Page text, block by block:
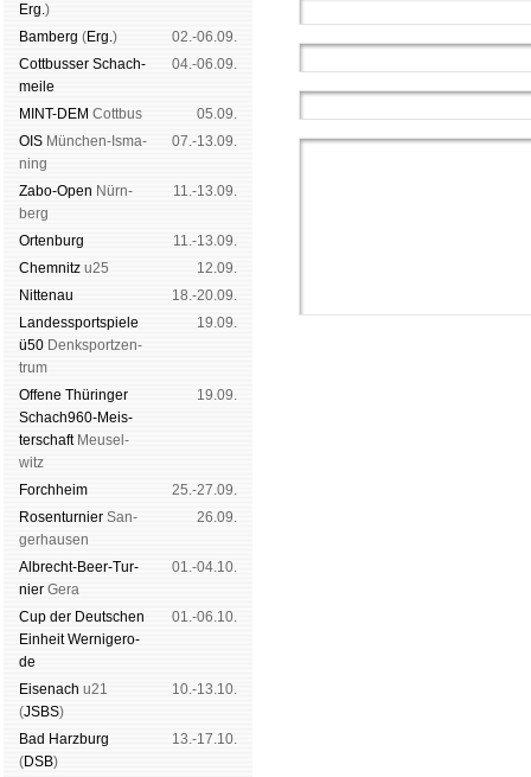
Erg.)
Bam­berg (Erg.)
02.-06.09.
Cott­busser Schach­
meile
04.-06.09.
MINT-DEM Cott­bus
05.09.
OIS Mün­chen-Is­ma­
ning
07.-13.09.
Zabo-Open Nürn­
berg
11.-13.09.
Orten­burg
11.-13.09.
Chem­nitz u25
12.09.
Nitte­nau
18.-20.09.
Landes­sport­spiele
ü50 Denk­sport­zen­
trum
19.09.
Offene Thü­rin­ger
Schach960-Meis­
ter­schaftMeu­sel­
witz
19.09.
Forch­heim
25.-27.09.
Rosen­tur­nier San­
ger­hau­sen
26.09.
Albrecht-Beer-Tur­
nier Ge­ra
01.-04.10.
Cup der Deut­schen
Ein­heit Wer­ni­ge­ro­
de
01.-06.10.
Eise­nach u21
(JSBS)
10.-13.10.
Bad Harz­burg
(DSB)
13.-17.10.